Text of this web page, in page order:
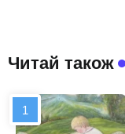
Читай також